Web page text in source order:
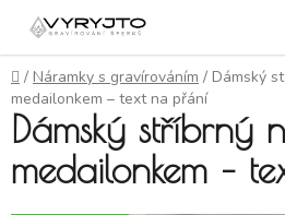
Přejít na obsah
Domů
/ Náramky s gravírováním / Dámský
medailonkem – text na přání
Dámský stříbrný
medailonkem –